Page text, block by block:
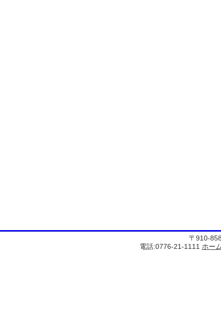
〒910-
電話:0776-21-1111 ホー